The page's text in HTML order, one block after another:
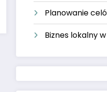
Planowanie
Biznes lokalny